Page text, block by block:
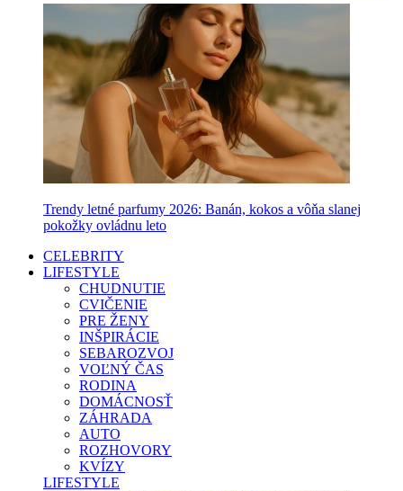
Trendy letné parfumy 2026: Banán, kokos a vôňa slanej
pokožky ovládnu leto
CELEBRITY
LIFESTYLE
CHUDNUTIE
CVIČENIE
PRE ŽENY
INŠPIRÁCIE
SEBAROZVOJ
VOĽNÝ ČAS
RODINA
DOMÁCNOSŤ
ZÁHRADA
AUTO
ROZHOVORY
KVÍZY
LIFESTYLE